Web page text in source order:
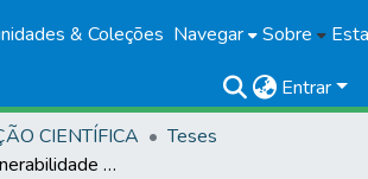
& Coleções Navegar Sobre
Entrar
CIENTÍFICA
Teses
Análise da vulnerabilidade e risco à escassez hídrica no semiárido - caso de estudo Ibaretama/CE